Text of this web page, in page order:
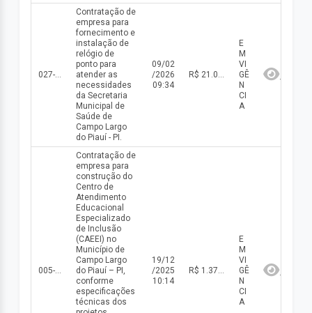
027-DISP/2025
Contratação de
empresa para
fornecimento e
instalação de
relógio de
ponto para
atender as
necessidades
da Secretaria
Municipal de
Saúde de
Campo Largo
do Piauí - PI.
09/02
/2026
09:34
R$ 21.000,00(valor inicial) R$ 21.000,00(valor atualizado)
E
M
VI
GÊ
N
CI
A
005-CE/2025
Contratação de
empresa para
construção do
Centro de
Atendimento
Educacional
Especializado
de Inclusão
(CAEEI) no
Município de
Campo Largo
do Piauí – PI,
conforme
especificações
técnicas dos
19/12
/2025
10:14
R$ 1.377.596,87(valor inicial) R$ 1.377.596,87(valor atualizado)
E
M
VI
GÊ
N
CI
A